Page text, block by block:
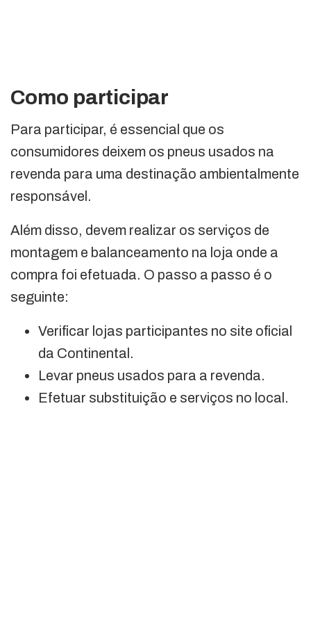
Como participar
Para participar, é essencial que os
consumidores deixem os pneus usados na
revenda para uma destinação ambientalmente
responsável.
Além disso, devem realizar os serviços de
montagem e balanceamento na loja onde a
compra foi efetuada. O passo a passo é o
seguinte:
Verificar lojas participantes no site oficial
da Continental.
Levar pneus usados para a revenda.
Efetuar substituição e serviços no local.